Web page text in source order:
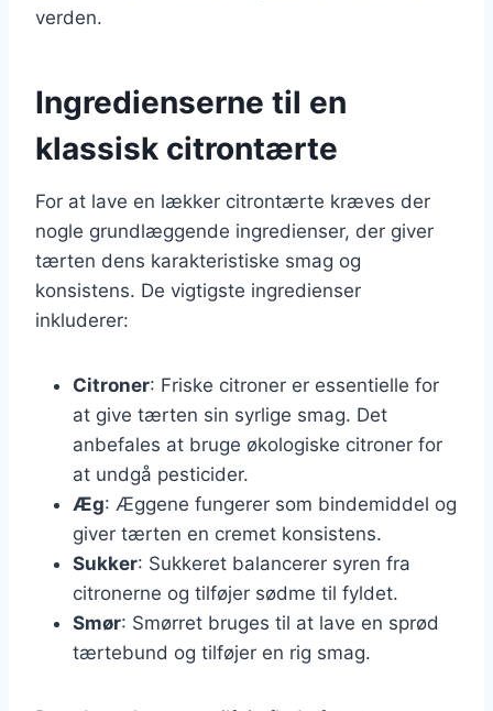
verden.
Ingredienserne til en
klassisk citrontærte
For at lave en lækker citrontærte kræves der
nogle grundlæggende ingredienser, der giver
tærten dens karakteristiske smag og
konsistens. De vigtigste ingredienser
inkluderer:
Citroner: Friske citroner er essentielle for
at give tærten sin syrlige smag. Det
anbefales at bruge økologiske citroner for
at undgå pesticider.
Æg: Æggene fungerer som bindemiddel og
giver tærten en cremet konsistens.
Sukker: Sukkeret balancerer syren fra
citronerne og tilføjer sødme til fyldet.
Smør: Smørret bruges til at lave en sprød
tærtebund og tilføjer en rig smag.